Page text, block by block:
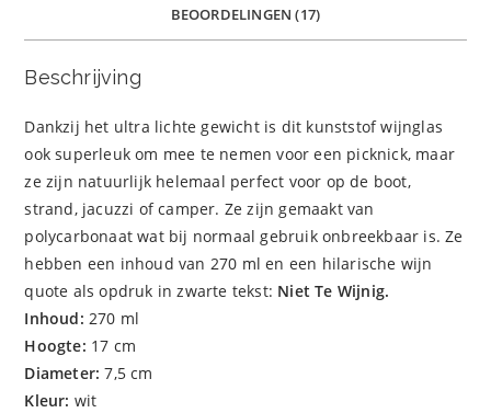
BEOORDELINGEN (17)
Beschrijving
Dankzij het ultra lichte gewicht is dit kunststof wijnglas
ook superleuk om mee te nemen voor een picknick, maar
ze zijn natuurlijk helemaal perfect voor op de boot,
strand, jacuzzi of camper. Ze zijn gemaakt van
polycarbonaat wat bij normaal gebruik onbreekbaar is. Ze
hebben een inhoud van 270 ml en een hilarische wijn
quote als opdruk in zwarte tekst: Niet Te Wijnig.
Inhoud: 270 ml
Hoogte: 17 cm
Diameter: 7,5 cm
Kleur: wit